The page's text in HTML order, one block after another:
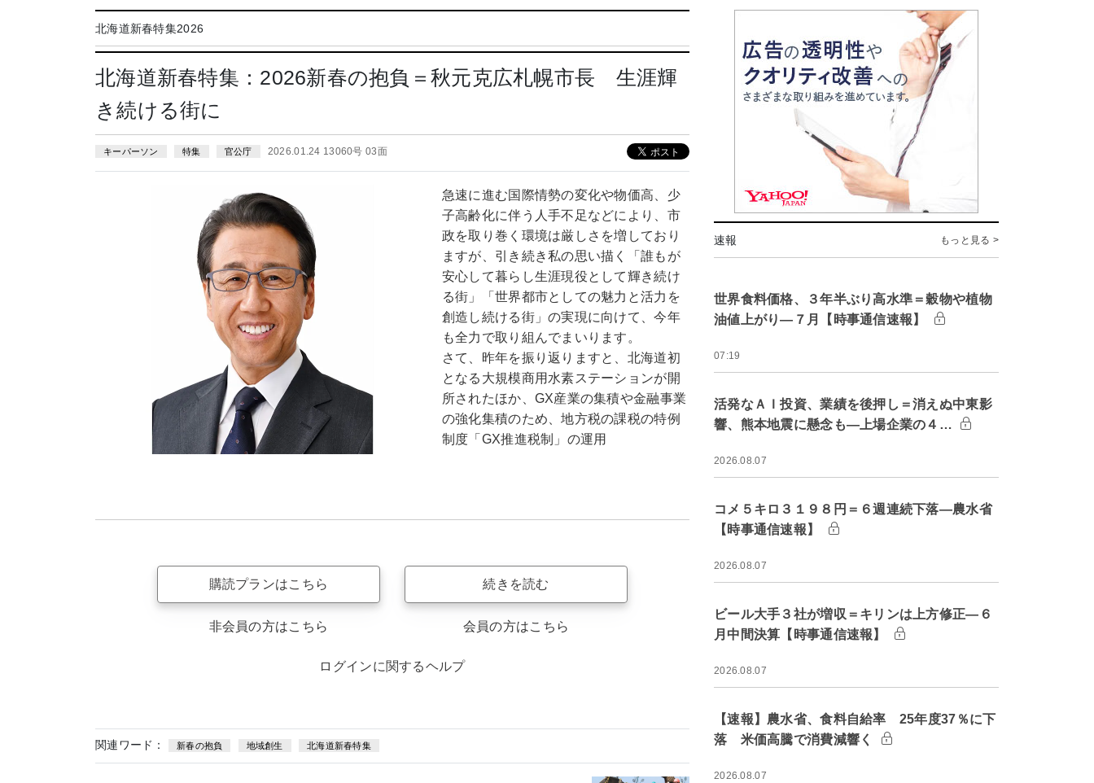
北海道新春特集2026
北海道新春特集：2026新春の抱負＝秋元克広札幌市長 生涯輝
き続ける街に
キーパーソン 特集 官公庁 2026.01.24 13060号 03面
急速に進む国際情勢の変化や物価高、少
子高齢化に伴う人手不足などにより、市
政を取り巻く環境は厳しさを増しており
ますが、引き続き私の思い描く「誰もが
安心して暮らし生涯現役として輝き続け
る街」「世界都市としての魅力と活力を
創造し続ける街」の実現に向けて、今年
も全力で取り組んでまいります。
さて、昨年を振り返りますと、北海道初
となる大規模商用水素ステーションが開
所されたほか、GX産業の集積や金融事業
の強化集積のため、地方税の課税の特例
制度「GX推進税制」の運用
購読プランはこちら
非会員の方はこちら
続きを読む
会員の方はこちら
ログインに関するヘルプ
関連ワード： 新春の抱負 地域創生 北海道新春特集
速報 もっと見る >
世界食料価格、３年半ぶり高水準＝穀物や植物
油値上がり―７月【時事通信速報】
07:19
活発なＡＩ投資、業績を後押し＝消えぬ中東影
響、熊本地震に懸念も―上場企業の４…
2026.08.07
コメ５キロ３１９８円＝６週連続下落―農水省
【時事通信速報】
2026.08.07
ビール大手３社が増収＝キリンは上方修正―６
月中間決算【時事通信速報】
2026.08.07
【速報】農水省、食料自給率 25年度37％に下
落 米価高騰で消費減響く
2026.08.07